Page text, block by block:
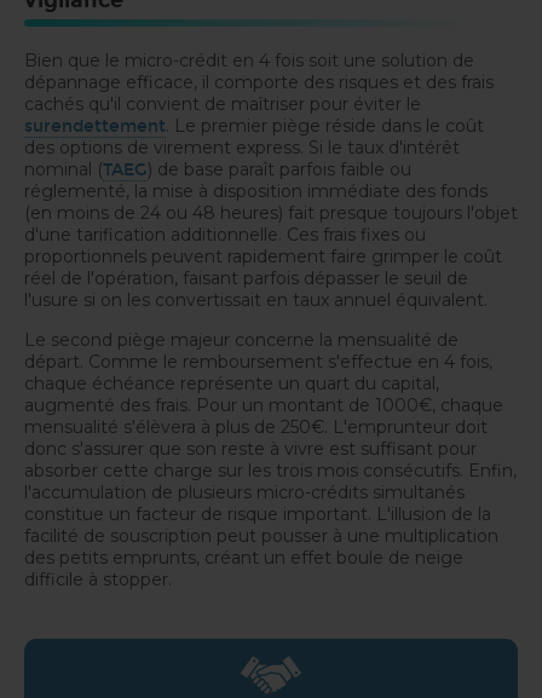
Bien que le micro-crédit en 4 fois soit une solution de
dépannage efficace, il comporte des risques et des frais
cachés qu'il convient de maîtriser pour éviter le
surendettement. Le premier piège réside dans le coût
des options de virement express. Si le taux d'intérêt
nominal (TAEG) de base paraît parfois faible ou
réglementé, la mise à disposition immédiate des fonds
(en moins de 24 ou 48 heures) fait presque toujours l'objet
d'une tarification additionnelle. Ces frais fixes ou
proportionnels peuvent rapidement faire grimper le coût
réel de l'opération, faisant parfois dépasser le seuil de
l'usure si on les convertissait en taux annuel équivalent.
Le second piège majeur concerne la mensualité de
départ. Comme le remboursement s'effectue en 4 fois,
chaque échéance représente un quart du capital,
augmenté des frais. Pour un montant de 1000€, chaque
mensualité s'élèvera à plus de 250€. L'emprunteur doit
donc s'assurer que son reste à vivre est suffisant pour
absorber cette charge sur les trois mois consécutifs. Enfin,
l'accumulation de plusieurs micro-crédits simultanés
constitue un facteur de risque important. L'illusion de la
facilité de souscription peut pousser à une multiplication
des petits emprunts, créant un effet boule de neige
difficile à stopper.